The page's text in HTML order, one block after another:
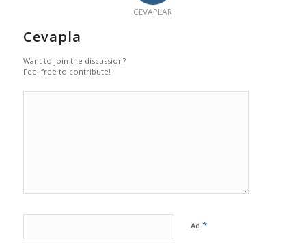
CEVAPLAR
Cevapla
Want to join the discussion?
Feel free to contribute!
Ad *